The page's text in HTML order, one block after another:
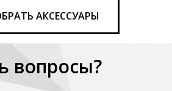
АКСЕССУАРЫ
вопросы?